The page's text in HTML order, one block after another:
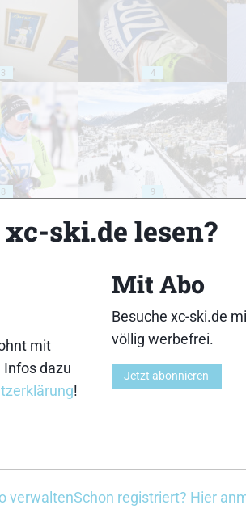
3 4
8 9
14
ski.de lesen?
mit
Infos dazu
!
Mit Abo
Besuche xc-ski.de
völlig werbefrei.
Jetzt abonnieren
verwaltenSchon registriert? Hier